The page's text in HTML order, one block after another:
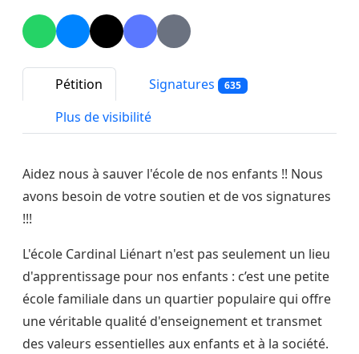
Pétition Signatures 635
Plus de visibilité
Aidez nous à sauver l'école de nos enfants !! Nous
avons besoin de votre soutien et de vos signatures
!!!
L'école Cardinal Liénart n'est pas seulement un lieu
d'apprentissage pour nos enfants : c’est une petite
école familiale dans un quartier populaire qui offre
une véritable qualité d'enseignement et transmet
des valeurs essentielles aux enfants et à la société.